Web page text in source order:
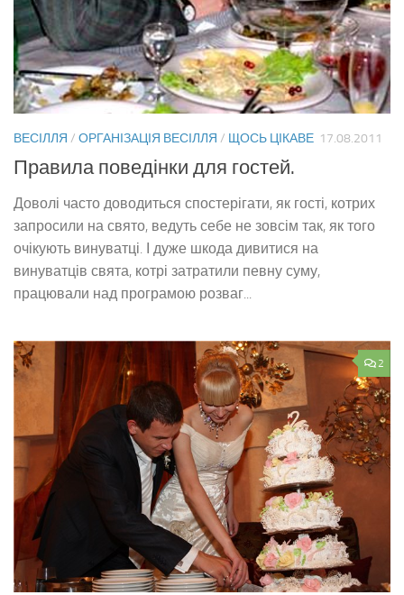
ВЕСІЛЛЯ / ОРГАНІЗАЦІЯ ВЕСІЛЛЯ / ЩОСЬ ЦІКАВЕ 17.08.2011
Правила поведінки для гостей.
Доволі часто доводиться спостерігати, як гості, котрих
запросили на свято, ведуть себе не зовсім так, як того
очікують винуватці. І дуже шкода дивитися на
винуватців свята, котрі затратили певну суму,
працювали над програмою розваг...
2